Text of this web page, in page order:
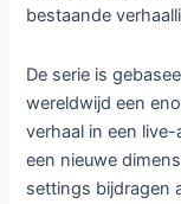
bestaande
De serie is
wereldwijd een
verhaal in een
een nieuwe
settings bijdragen